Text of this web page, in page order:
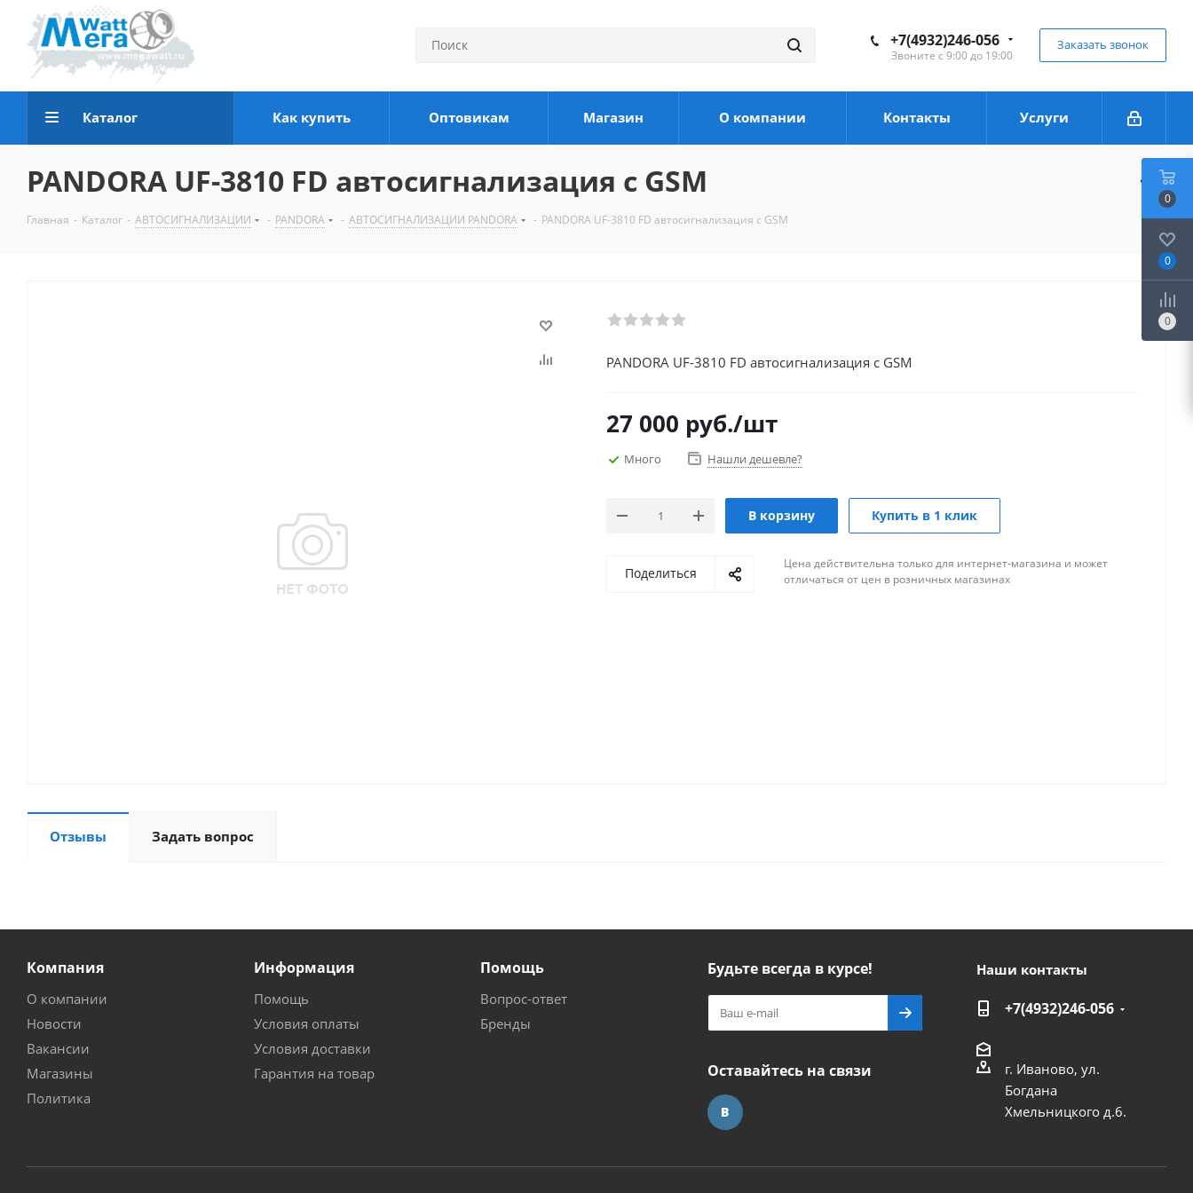
+7(4932)246-056
Звоните с 9:00 до 19:00
Заказать звонок
Каталог Как купить Оптовикам Магазин О компании Контакты Услуги
PANDORA UF-3810 FD автосигнализация с GSM
Главная - Каталог - АВТОСИГНАЛИЗАЦИИ - PANDORA - АВТОСИГНАЛИЗАЦИИ PANDORA - PANDORA UF-3810 FD автосигнализация с GSM
PANDORA UF-3810 FD автосигнализация с GSM
27 000 руб./шт
Много Нашли дешевле?
В корзину Купить в 1 клик
Поделиться
Цена действительна только для интернет-магазина и может
отличаться от цен в розничных магазинах
Отзывы Задать вопрос
Компания
О компании
Новости
Вакансии
Магазины
Политика
Информация
Помощь
Условия оплаты
Условия доставки
Гарантия на товар
Помощь
Вопрос-ответ
Бренды
Будьте всегда в курсе!
Оставайтесь на связи
Наши контакты
+7(4932)246-056
г. Иваново, ул.
Богдана
Хмельницкого д.6.
0
0
0